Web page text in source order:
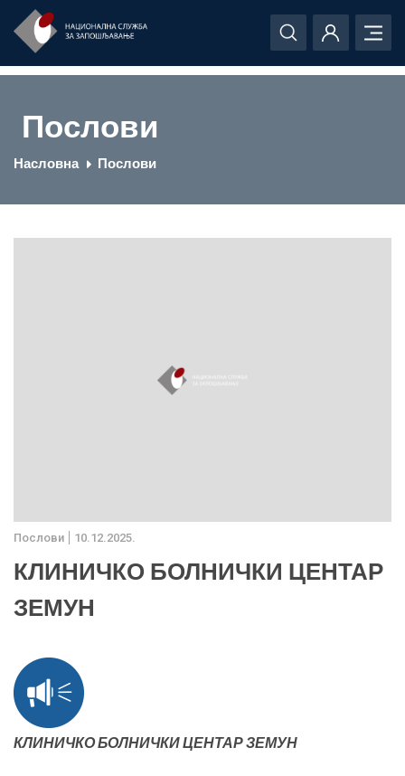
Послови
Насловна Послови
Послови 10.12.2025.
КЛИНИЧКО БОЛНИЧКИ ЦЕНТАР
ЗЕМУН
КЛИНИЧКО БОЛНИЧКИ ЦЕНТАР ЗЕМУН